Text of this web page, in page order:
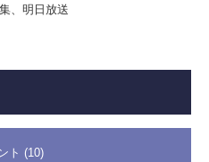
、明日放送
ト (10)